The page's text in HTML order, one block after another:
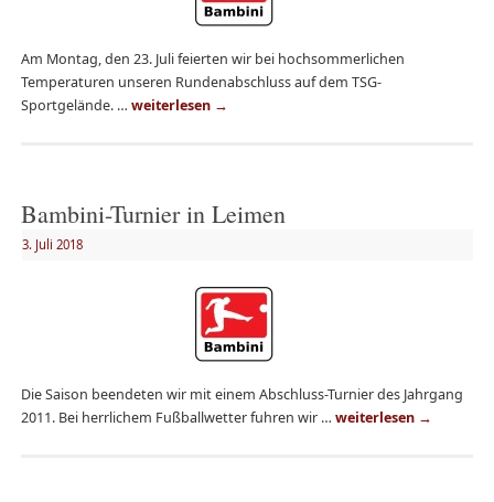
Am Montag, den 23. Juli feierten wir bei hochsommerlichen
Temperaturen unseren Rundenabschluss auf dem TSG-
Sportgelände. … weiterlesen →
Bambini-Turnier in Leimen
3. Juli 2018
Die Saison beendeten wir mit einem Abschluss-Turnier des Jahrgang
2011. Bei herrlichem Fußballwetter fuhren wir … weiterlesen →